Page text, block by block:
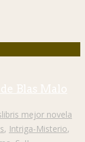
Blas Malo
mejor novela
, Intriga-Misterio,